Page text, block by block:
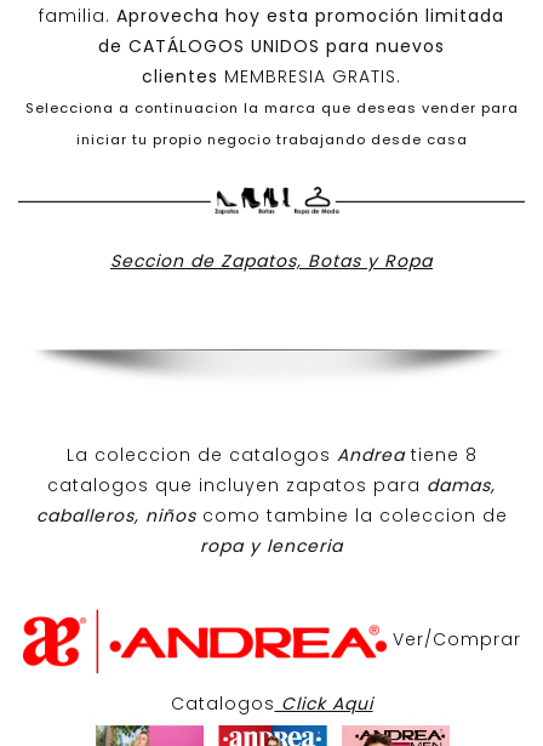
familia. Aprovecha hoy esta promoción limitada
de CATÁLOGOS UNIDOS para nuevos
clientes MEMBRESIA GRATIS.
Selecciona a continuacion la marca que deseas vender para
iniciar tu propio negocio trabajando desde casa
Seccion de Zapatos, Botas y Ropa
La coleccion de catalogos Andreatiene 8
catalogos que incluyen zapatos para damas,
caballeros, niños como tambine la coleccion de
ropa y lenceria
Ver/Comprar
Catalogos Click Aqui